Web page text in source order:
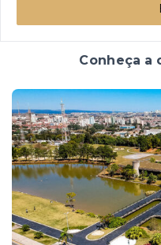
Conheça a